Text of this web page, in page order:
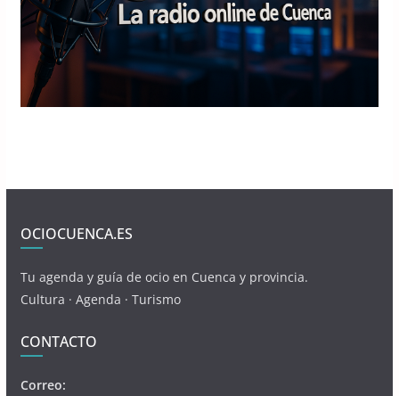
OCIOCUENCA.ES
Tu agenda y guía de ocio en Cuenca y provincia.
Cultura · Agenda · Turismo
CONTACTO
Correo: